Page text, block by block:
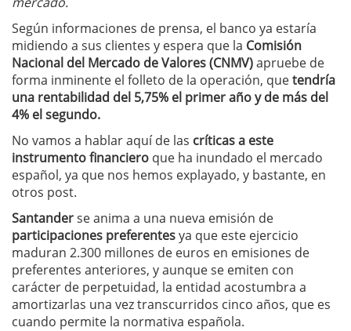
Según informaciones de prensa, el banco ya estaría
midiendo a sus clientes y espera que la Comisión
Nacional del Mercado de Valores (CNMV)apruebe de
forma inminente el folleto de la operación, quetendría
una rentabilidad del 5,75% el primer año y de más del
4% el segundo.
No vamos a hablar aquí de las críticas a este
instrumento financiero que ha inundado el mercado
español, ya que nos hemos explayado, y bastante, en
otros post.
Santanderse anima a una nueva emisión de
participaciones preferentesya que este ejercicio
maduran 2.300 millones de euros en emisiones de
preferentes anteriores, y aunque se emiten con
carácter de perpetuidad, la entidad acostumbra a
amortizarlas una vez transcurridos cinco años, que es
cuando permite la normativa española.